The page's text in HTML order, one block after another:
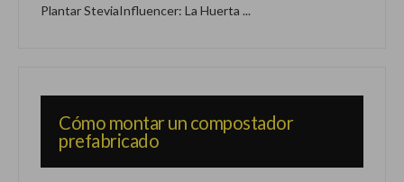
Plantar SteviaInfluencer: La Huerta ...
Cómo montar un compostador
prefabricado